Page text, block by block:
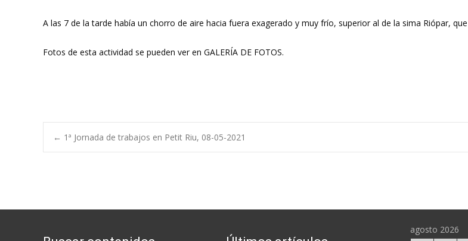
A las 7 de la tarde había un chorro de aire hacia fuera exagerado y muy frío, superior al de la sima Riópar,
Fotos de esta actividad se pueden ver en GALERÍA DE FOTOS.
Navegación
entradas
← 1ª Jornada de trabajos en Petit Riu, 08-05-2021
agosto 2026